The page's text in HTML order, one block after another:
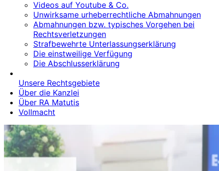
Videos auf Youtube & Co.
Unwirksame urheberrechtliche Abmahnungen
Abmahnungen bzw. typisches Vorgehen bei
Rechtsverletzungen
Strafbewehrte Unterlassungserklärung
Die einstweilige Verfügung
Die Abschlusserklärung
Unsere Rechtsgebiete
Über die Kanzlei
Über RA Matutis
Vollmacht